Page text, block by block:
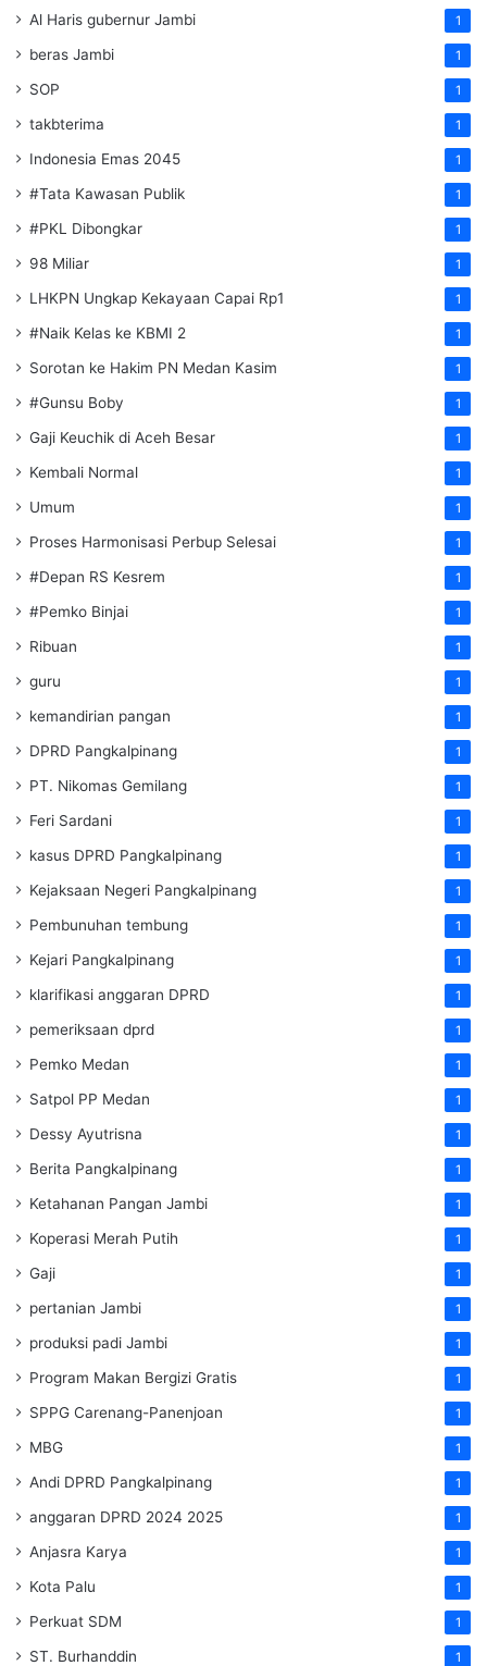
Al Haris gubernur Jambi 1
beras Jambi 1
SOP 1
takbterima 1
Indonesia Emas 2045 1
#Tata Kawasan Publik 1
#PKL Dibongkar 1
98 Miliar 1
LHKPN Ungkap Kekayaan Capai Rp1 1
#Naik Kelas ke KBMI 2 1
Sorotan ke Hakim PN Medan Kasim 1
#Gunsu Boby 1
Gaji Keuchik di Aceh Besar 1
Kembali Normal 1
Umum 1
Proses Harmonisasi Perbup Selesai 1
#Depan RS Kesrem 1
#Pemko Binjai 1
Ribuan 1
guru 1
kemandirian pangan 1
DPRD Pangkalpinang 1
PT. Nikomas Gemilang 1
Feri Sardani 1
kasus DPRD Pangkalpinang 1
Kejaksaan Negeri Pangkalpinang 1
Pembunuhan tembung 1
Kejari Pangkalpinang 1
klarifikasi anggaran DPRD 1
pemeriksaan dprd 1
Pemko Medan 1
Satpol PP Medan 1
Dessy Ayutrisna 1
Berita Pangkalpinang 1
Ketahanan Pangan Jambi 1
Koperasi Merah Putih 1
Gaji 1
pertanian Jambi 1
produksi padi Jambi 1
Program Makan Bergizi Gratis 1
SPPG Carenang-Panenjoan 1
MBG 1
Andi DPRD Pangkalpinang 1
anggaran DPRD 2024 2025 1
Anjasra Karya 1
Kota Palu 1
Perkuat SDM 1
ST. Burhanddin 1